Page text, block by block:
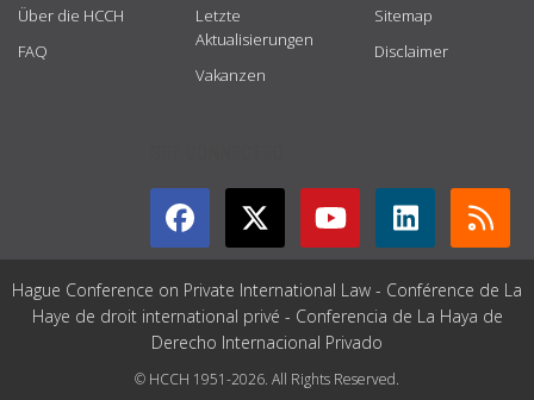
Über die HCCH
FAQ
Letzte
Aktualisierungen
Vakanzen
Sitemap
Disclaimer
Hague Conference on Private International Law - Conférence de La
Haye de droit international privé - Conferencia de La Haya de
Derecho Internacional Privado
© HCCH 1951-2026. All Rights Reserved.